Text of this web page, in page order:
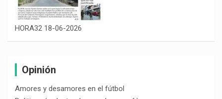
HORA32 18-06-2026
Opinión
Amores y desamores en el fútbol